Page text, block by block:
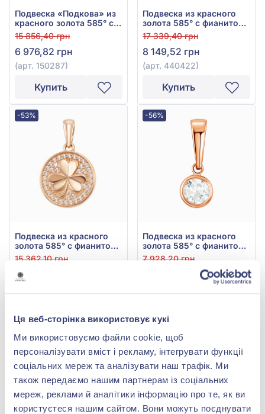
Ця веб-сторінка використовує кукі
Ми використовуємо файли cookie, щоб
персоналізувати вміст і рекламу, інтегрувати функції
соціальних мереж та аналізувати наш трафік. Ми
також передаємо нашим партнерам із соціальних
мереж, реклами й аналітики інформацію про те, як ви
користуєтеся нашим сайтом. Вони можуть поєднувати
Подвеска «Подкова» из
красного золота 585° с
фианитом, арт. 150287
15 856,40 грн
6 976,82 грн
(арт. 150287)
Купить
Подвеска из красного
золота 585° с фианитом/
куб.цирконием, арт.
440422
17 339,40 грн
8 149,52 грн
(арт. 440422)
Купить
-53%
Подвеска из красного
золота 585° с фианитом,
арт. 4401018
15 362,10 грн
7 220,19 грн
-56%
Подвеска из красного
золота 585° с фианитом
(куб. цирконий), арт.
7 928,20 грн
-53% -56%